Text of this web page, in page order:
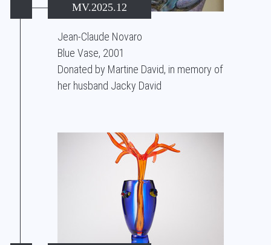
MV.2025.12
Jean-Claude Novaro
Blue Vase, 2001
Donated by Martine David, in memory of
her husband Jacky David